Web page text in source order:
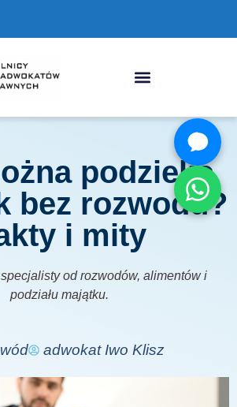
podzielić
bez rozwodu?
i mity
od rozwodów, alimentów i
podziału majątku.
adwokat Iwo Klisz